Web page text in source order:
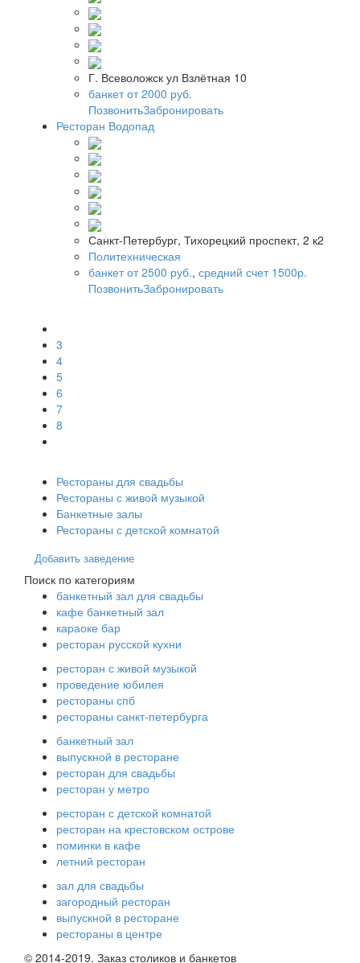
Г. Всеволожск ул Взлётная 10
банкет от 2000 руб.
ПозвонитьЗабронировать
Ресторан Водопад
Санкт-Петербург, Тихорецкий проспект, 2 к2
Политехническая
банкет от 2500 руб., средний счет 1500р.
ПозвонитьЗабронировать
3
4
5
6
7
8
Рестораны для свадьбы
Рестораны с живой музыкой
Банкетные залы
Рестораны с детской комнатой
Добавить заведение
Поиск по категориям
банкетный зал для свадьбы
кафе банкетный зал
караоке бар
ресторан русской кухни
ресторан с живой музыкой
проведение юбилея
рестораны спб
рестораны санкт-петербурга
банкетный зал
выпускной в ресторане
ресторан для свадьбы
ресторан у метро
ресторан с детской комнатой
ресторан на крестовском острове
поминки в кафе
летний ресторан
зал для свадьбы
загородный ресторан
выпускной в ресторане
рестораны в центре
© 2014-2019. Заказ столиков и банкетов